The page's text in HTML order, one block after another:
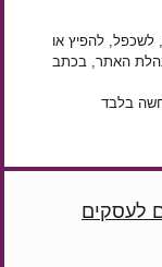
לשכפל, להפיץ או
האתר, בכתב
בלבד
לעסקים